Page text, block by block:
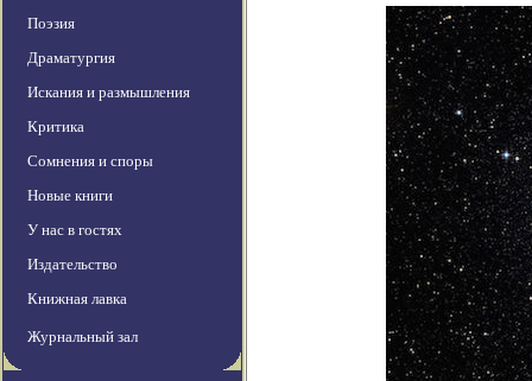
Поэзия
Драматургия
Искания и размышления
Критика
Сомнения и споры
Новые книги
У нас в гостях
Издательство
Книжная лавка
Журнальный зал